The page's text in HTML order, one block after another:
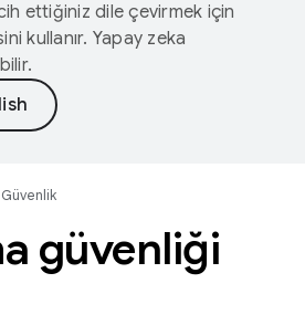
ettiğiniz dile çevirmek için
kullanır. Yapay zeka
Güvenlik
güvenliği